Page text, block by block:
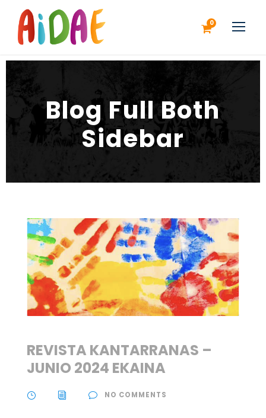
0
Blog Full Both
Sidebar
REVISTA KANTARRANAS –
JUNIO 2024 EKAINA
NO COMMENTS